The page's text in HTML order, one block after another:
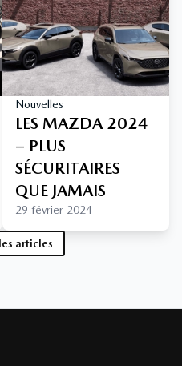
Nouvelles
LES MAZDA 2024
– PLUS
SÉCURITAIRES
QUE JAMAIS
29 février 2024
articles